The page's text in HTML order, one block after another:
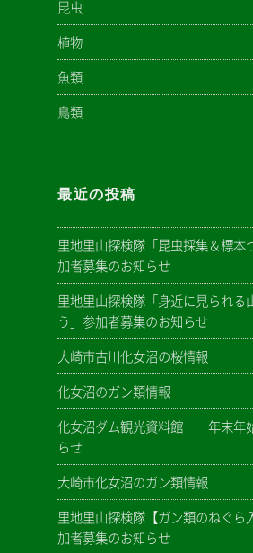
昆虫
植物
魚類
鳥類
最近の投稿
里地里山探検隊「昆虫採集＆標本
加者募集のお知らせ
里地里山探検隊「身近に見られる
う」参加者募集のお知らせ
大崎市古川化女沼の桜情報
化女沼のガン類情報
化女沼ダム観光資料館 年末年
らせ
大崎市化女沼のガン類情報
里地里山探検隊【ガン類のねぐら
加者募集のお知らせ